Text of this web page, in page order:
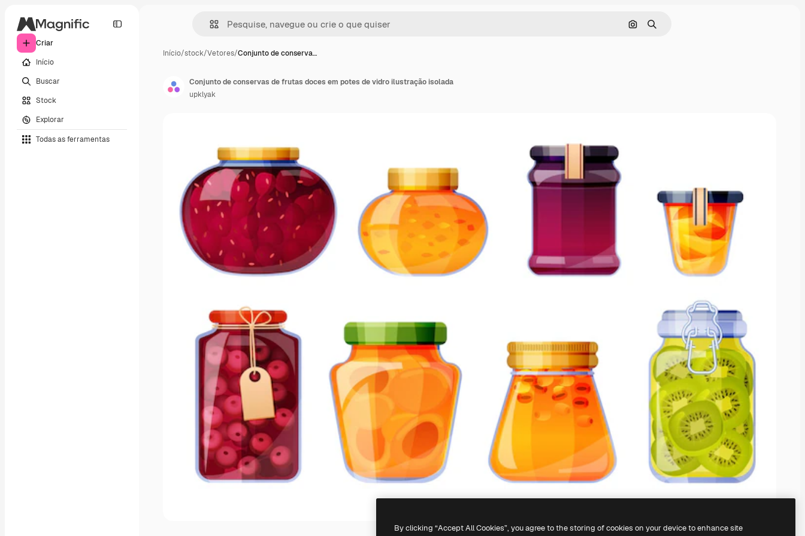
Criar
Início
Buscar
Stock
Explorar
Todas as ferramentas
Pesquisar por imagem
Buscar
Início/stock/Vetores/Conjunto de conserva…
Conjunto de conservas de frutas doces em potes de vidro ilustração isolada
upklyak
By clicking “Accept All Cookies”, you agree to the storing of cookies on your device to enhance site